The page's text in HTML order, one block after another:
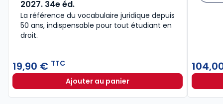
2027. 34e éd.
La référence du vocabulaire juridique depuis
50 ans, indispensable pour tout étudiant en
droit.​
19,90 € TTC
Ajouter au panierLexique des termes juridiques